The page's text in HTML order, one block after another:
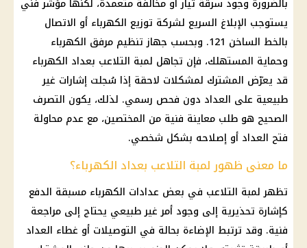
يستوجب الإبلاغ السريع لشركة توزيع الكهرباء أو الاتصال
بالخط الساخن 121. وبحسب
جهاز تنظيم مرفق الكهرباء
وحماية المستهلك، فإن تجاهل لمبة التلاعب بعداد الكهرباء
قد يعرّض المشترك لمشكلات لاحقة إذا سُجلت إشارات غير
طبيعية على العداد دون فحص رسمي. لذلك، يكون التصرف
الصحيح هو طلب معاينة فنية من المختصين، مع عدم محاولة
فتح العداد أو إصلاحه بشكل شخصي.
ما معنى ظهور لمبة التلاعب بعداد الكهرباء؟
تظهر لمبة التلاعب في بعض عدادات الكهرباء مسبقة الدفع
كإشارة تحذيرية إلى وجود أمر غير طبيعي يحتاج إلى مراجعة
فنية. وقد ترتبط الإضاءة بحالة في التوصيلات أو غطاء العداد